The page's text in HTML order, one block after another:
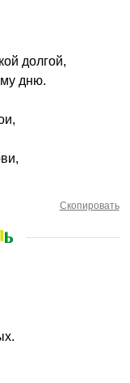
долгой,
дню.
Скопировать